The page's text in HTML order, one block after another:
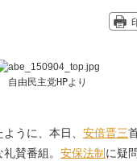
自由民主党HPより
うに、本日、 安倍晋三
賛番組。 安保法制 に疑